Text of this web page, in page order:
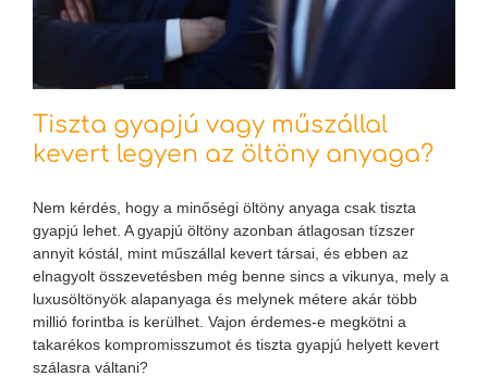
Tiszta gyapjú vagy műszállal
kevert legyen az öltöny anyaga?
Nem kérdés, hogy a minőségi öltöny anyaga csak tiszta
gyapjú lehet. A gyapjú öltöny azonban átlagosan tízszer
annyit kóstál, mint műszállal kevert társai, és ebben az
elnagyolt összevetésben még benne sincs a vikunya, mely a
luxusöltönyök alapanyaga és melynek métere akár több
millió forintba is kerülhet. Vajon érdemes-e megkötni a
takarékos kompromisszumot és tiszta gyapjú helyett kevert
szálasra váltani?